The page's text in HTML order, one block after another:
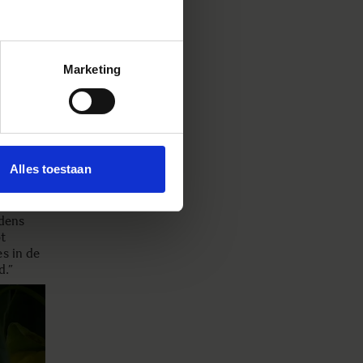
Marketing
Alles toestaan
“De
met
in de